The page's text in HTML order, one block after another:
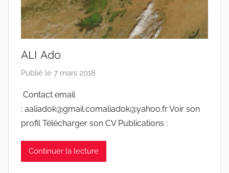
ALI Ado
Publié le 7 mars 2018
r
a
c
i
Contact email
: aaliadok@gmail.comaliadok@yahoo.fr Voir son
profil Télécharger son CV Publications :
Continuer la lecture